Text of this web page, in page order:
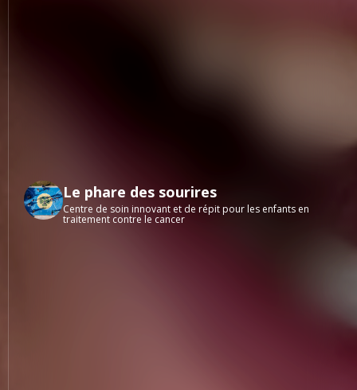
Le phare des sourires
Centre de soin innovant et de répit pour les enfants en
traitement contre le cancer